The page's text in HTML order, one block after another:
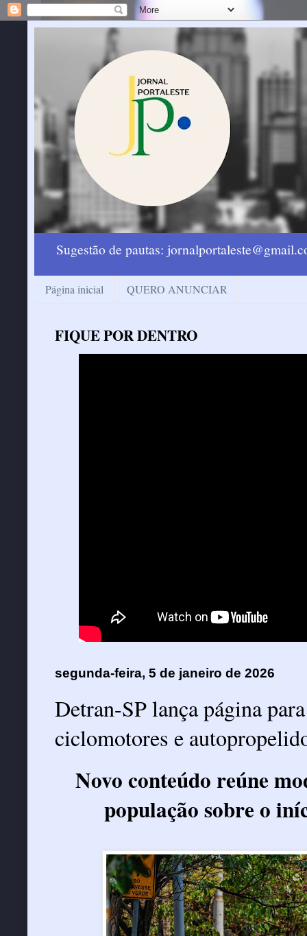
Sugestão de pautas:
Página inicial QUERO ANUNCIAR
FIQUE POR DENTRO
segunda-feira, 5 de janeiro de 2026
Detran-SP lança página
ciclomotores e
Novo conteúdo reúne
população sobre o